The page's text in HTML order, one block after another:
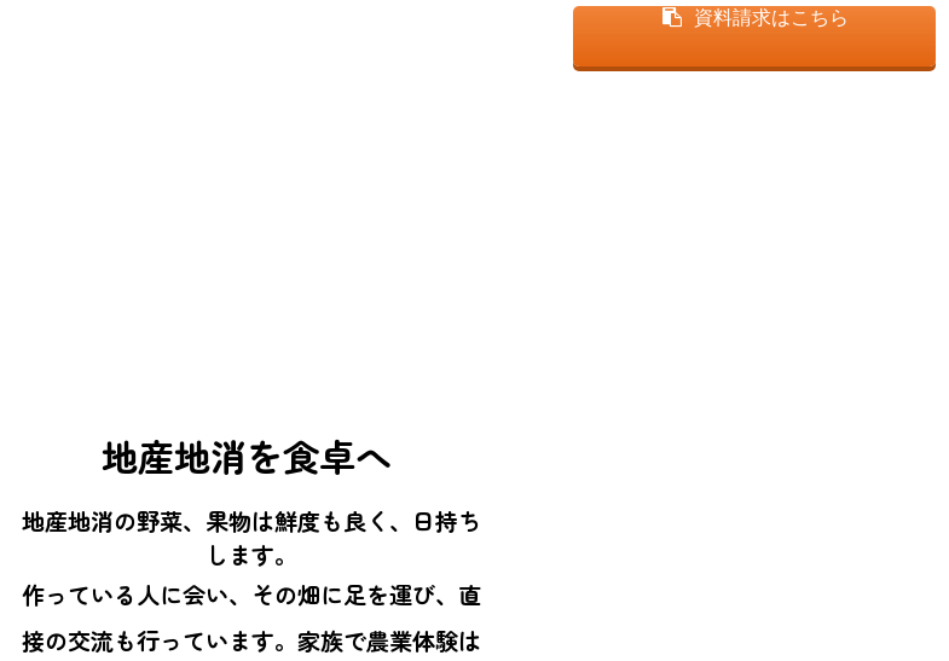
地産地消を食卓へ
地産地消の野菜、果物は鮮度も良く、日持ち
します。
作っている人に会い、その畑に足を運び、直
接の交流も行っています。家族で農業体験は
資料請求はこちら